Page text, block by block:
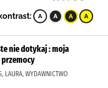
nie dotykaj : moja
LAURA, WYDAWNICTWO